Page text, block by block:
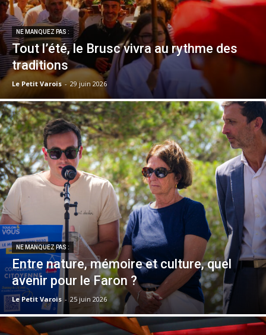
NE MANQUEZ PAS :
Tout l’été, le Brusc vivra au rythme des
traditions
Le Petit Varois - 29 juin 2026
NE MANQUEZ PAS :
Entre nature, mémoire et culture, quel
avenir pour le Faron ?
Le Petit Varois - 25 juin 2026